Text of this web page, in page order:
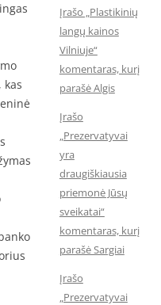
kas
Įrašo „Plastikinių
langų kainos
Vilniuje“
komentaras, kurį
parašė Algis
Įrašo
„Prezervatyvai
yra
draugiškiausia
priemonė Jūsų
sveikatai“
komentaras, kurį
parašė Sargiai
Įrašo
„Prezervatyvai